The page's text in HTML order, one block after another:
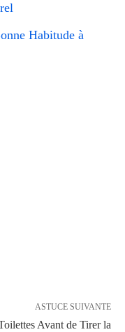
Habitude à
ASTUCE SUIVANTE
Avant de Tirer la